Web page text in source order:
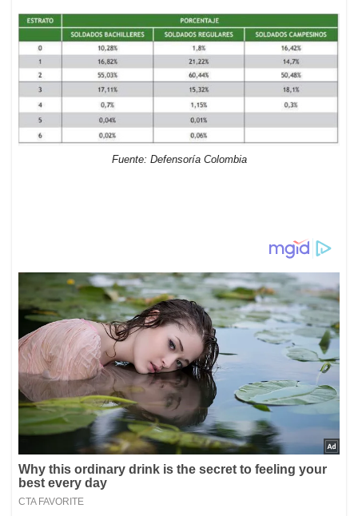
Fuente: Defensoría Colombia